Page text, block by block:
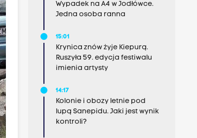
Wypadek na A4 w Jodłówce.
Jedna osoba ranna
15:01
Krynica znów żyje Kiepurą.
Ruszyła 59. edycja festiwalu
imienia artysty
14:17
Kolonie i obozy letnie pod
lupą Sanepidu. Jaki jest wynik
kontroli?